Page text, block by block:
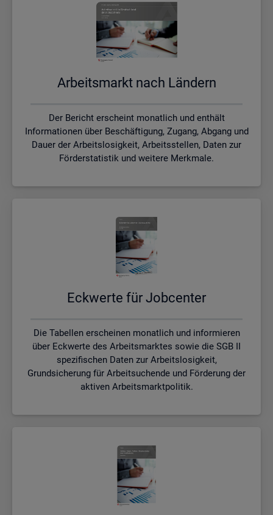
Ar­beits­markt nach Län­dern
Der Bericht erscheint monatlich und enthält
Informationen über Beschäftigung, Zugang, Abgang und
Dauer der Arbeitslosigkeit, Arbeitsstellen, Daten zur
Förderstatistik und weitere Merkmale.
Eck­wer­te für Job­cen­ter
Die Tabellen erscheinen monatlich und informieren
über Eckwerte des Arbeitsmarktes sowie die SGB II
spezifischen Daten zur Arbeitslosigkeit,
Grundsicherung für Arbeitsuchende und Förderung der
aktiven Arbeitsmarktpolitik.